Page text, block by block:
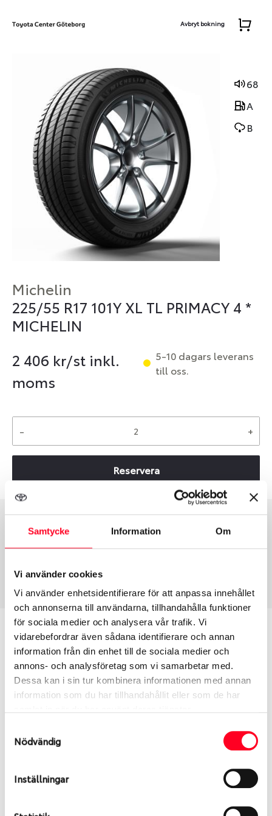
Samtycke Information Om
Vi använder cookies
Vi använder enhetsidentifierare för att anpassa innehållet
och annonserna till användarna, tillhandahålla funktioner
för sociala medier och analysera vår trafik. Vi
vidarebefordrar även sådana identifierare och annan
information från din enhet till de sociala medier och
annons- och analysföretag som vi samarbetar med.
Dessa kan i sin tur kombinera informationen med annan
information som du har tillhandahållit eller som de har
Nödvändig
Inställningar
Avbryt bokning
68
A
B
Michelin
225/55 R17 101Y XL TL PRIMACY 4 *
MICHELIN
2 406 kr/st inkl.
moms
5-10 dagars leverans
till oss.
- +
Reservera
Däcktyp
Sommar
Däckstorlek
225/55 R 17 101Y
1546
Passar detta däck min bil?
Ange registreringsnummer för att se om det däck
du valt passar din bilmodell. Om du köper däck som
skall sättas på dina befintliga fälgar, se till att kolla
årens lopp och inte vara samma dimension som
bilen hade ut från fabrik.